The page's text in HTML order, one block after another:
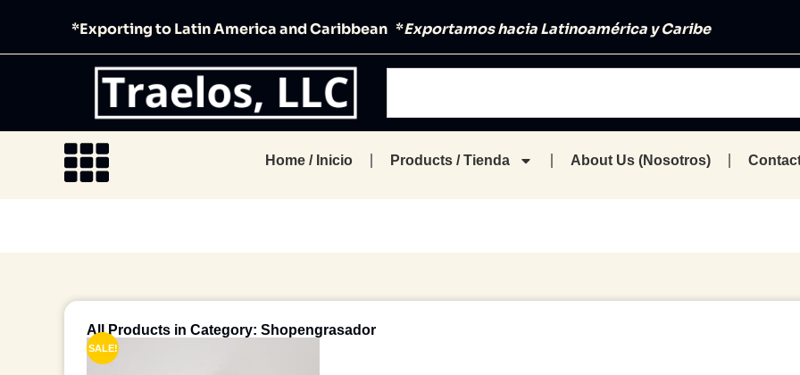
*Exporting to Latin America and Caribbean *Exportamos hacia Latinoamérica y Caribe
Home / Inicio Products / Tienda About Us (Nosotros)
All Products in Category: Shopengrasador
SALE!